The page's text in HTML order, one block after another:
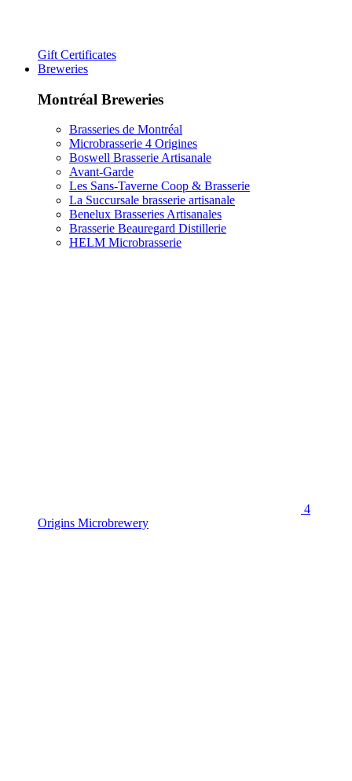
Gift Certificates
Breweries
Montréal Breweries
Brasseries de Montréal
Microbrasserie 4 Origines
Boswell Brasserie Artisanale
Avant-Garde
Les Sans-Taverne Coop & Brasserie
La Succursale brasserie artisanale
Benelux Brasseries Artisanales
Brasserie Beauregard Distillerie
HELM Microbrasserie
4
Origins Microbrewery